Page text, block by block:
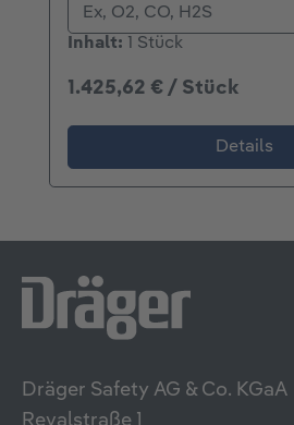
Inhalt: 1 Stück
1.425,62 € / Stück
Details
Dräger Safety AG & Co. KGaA
Revalstraße 1